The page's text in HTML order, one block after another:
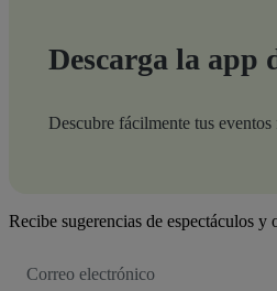
Descarga la app
Descubre fácilmente tus
Recibe sugerencias de espectáculos y
de